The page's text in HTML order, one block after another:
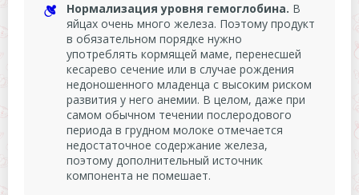
Нормализация уровня гемоглобина. В
яйцах очень много железа. Поэтому продукт
в обязательном порядке нужно
употреблять кормящей маме, перенесшей
кесарево сечение или в случае рождения
недоношенного младенца с высоким риском
развития у него анемии. В целом, даже при
самом обычном течении послеродового
периода в грудном молоке отмечается
недостаточное содержание железа,
поэтому дополнительный источник
компонента не помешает.